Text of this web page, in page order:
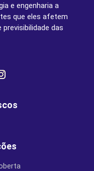
e engenharia a
que eles afetem
das